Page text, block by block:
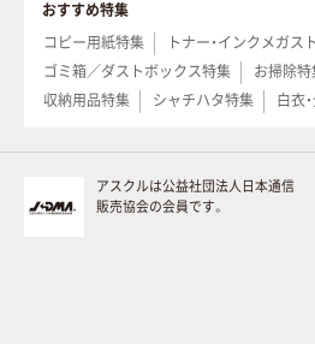
おすすめ特集
コピー用紙特集
トナー・インクメガス
ゴミ箱／ダストボックス特集
お掃除特
収納用品特集
シャチハタ特集 白衣
アスクルは公益社団法人日本通信
販売協会の会員です。